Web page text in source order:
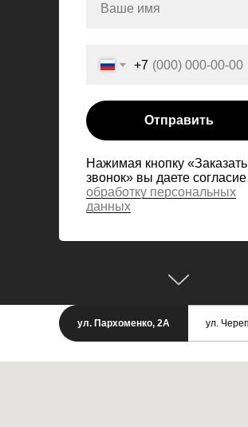
+7
Отправить
Нажимая кнопку «Заказать
звонок» вы даете
обработку персональных
данных
ул. Пархоменко, 2А ул.